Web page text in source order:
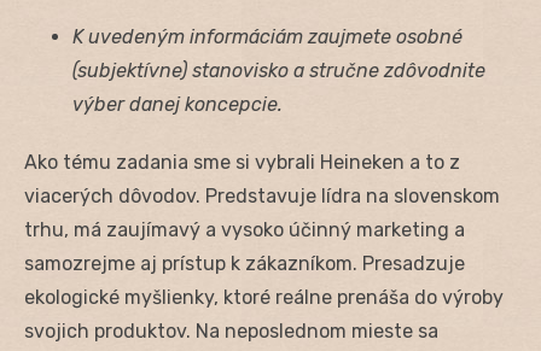
K uvedeným informáciám zaujmete osobné
(subjektívne) stanovisko a stručne zdôvodnite
výber danej koncepcie.
Ako tému zadania sme si vybrali Heineken a to z
viacerých dôvodov. Predstavuje lídra na slovenskom
trhu, má zaujímavý a vysoko účinný marketing a
samozrejme aj prístup k zákazníkom. Presadzuje
ekologické myšlienky, ktoré reálne prenáša do výroby
svojich produktov. Na neposlednom mieste sa